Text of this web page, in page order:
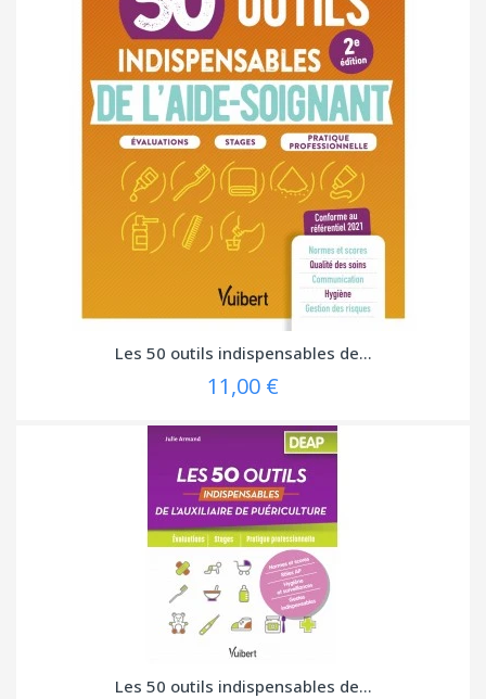
Les 50 outils indispensables de...
11,00 €
Les 50 outils indispensables de...